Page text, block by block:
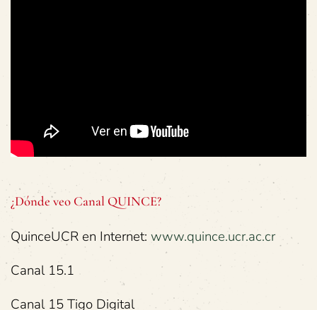
¿Dónde veo Canal QUINCE?
QuinceUCR en Internet: www.quince.ucr.ac.cr
Canal 15.1
Canal 15 Tigo Digital